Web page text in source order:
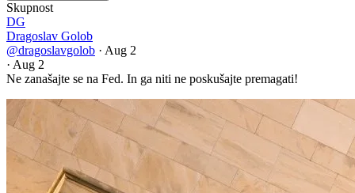
Skupnost
DG
Dragoslav Golob
@dragoslavgolob · Aug 2
· Aug 2
Ne zanašajte se na Fed. In ga niti ne poskušajte premagati!